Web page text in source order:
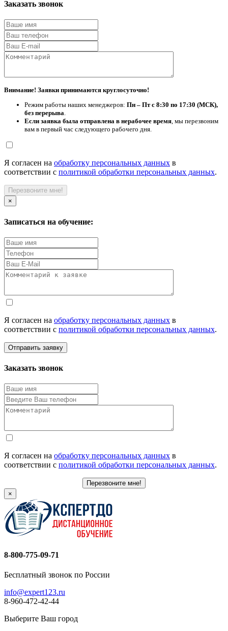
Заказать звонок
Внимание! Заявки принимаются круглосуточно!
Режим работы наших менеджеров: Пн – Пт с 8:30 по 17:30 (МСК),
без перерыва.
Если заявка была отправлена в нерабочее время, мы перезвоним
вам в первый час следующего рабочего дня.
Я согласен на обработку персональных данных в
соответствии с политикой обработки персональных данных.
Перезвоните мне!
×
Записаться на обучение:
Я согласен на обработку персональных данных в
соответствии с политикой обработки персональных данных.
Отправить заявку
Заказать звонок
Я согласен на обработку персональных данных в
соответствии с политикой обработки персональных данных.
Перезвоните мне!
×
8-800-775-09-71
Бесплатный звонок по России
info@expert123.ru
8-960-472-42-44
Выберите Ваш город